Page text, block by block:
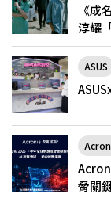
《成
淳耀
ASUS